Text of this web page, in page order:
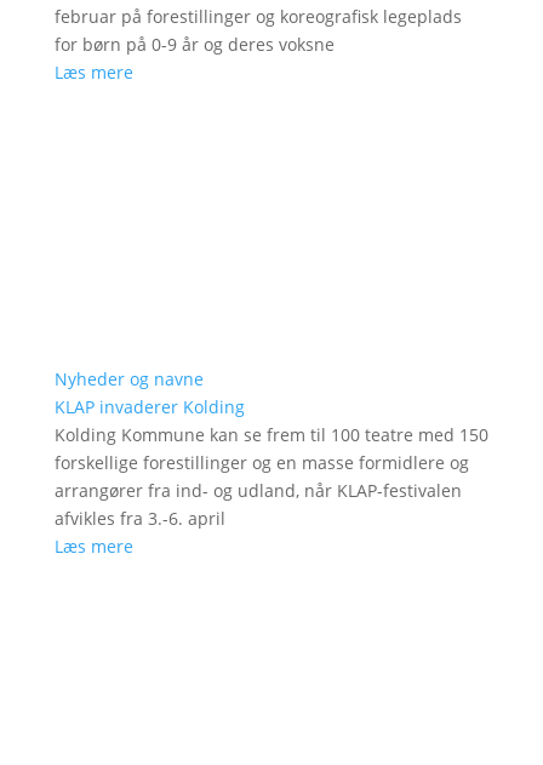
februar på forestillinger og koreografisk legeplads
for børn på 0-9 år og deres voksne
Læs mere
Nyheder og navne
KLAP invaderer Kolding
Kolding Kommune kan se frem til 100 teatre med 150
forskellige forestillinger og en masse formidlere og
arrangører fra ind- og udland, når KLAP-festivalen
afvikles fra 3.-6. april
Læs mere